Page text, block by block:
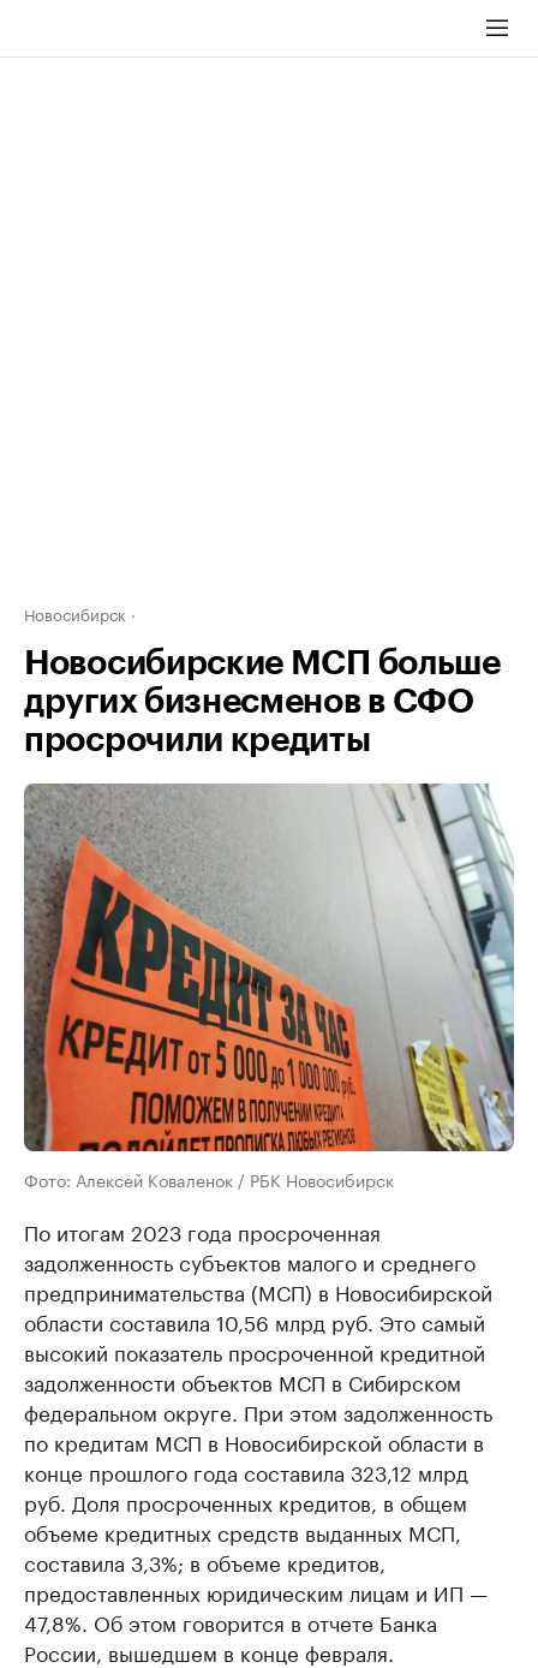
Новосибирск
Новосибирские МСП больше
других бизнесменов в СФО
просрочили кредиты
Фото: Алексей Коваленок / РБК Новосибирск
По итогам 2023 года просроченная
задолженность субъектов малого и среднего
предпринимательства (МСП) в Новосибирской
области составила 10,56 млрд руб. Это самый
высокий показатель просроченной кредитной
задолженности объектов МСП в Сибирском
федеральном округе. При этом задолженность
по кредитам МСП в Новосибирской области в
конце прошлого года составила 323,12 млрд
руб. Доля просроченных кредитов, в общем
объеме кредитных средств выданных МСП,
составила 3,3%; в объеме кредитов,
предоставленных юридическим лицам и ИП —
47,8%. Об этом говорится в отчете Банка
России, вышедшем в конце февраля.